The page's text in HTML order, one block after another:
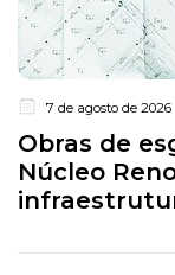
7 de agosto de 2026
Obras de
Núcleo